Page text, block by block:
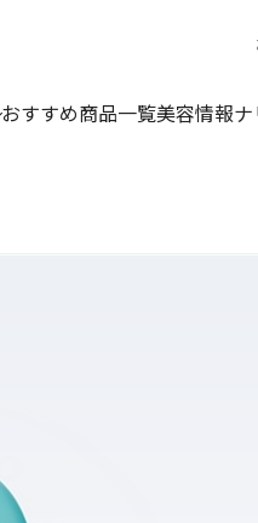
おすすめ商品一覧美容情報ナ